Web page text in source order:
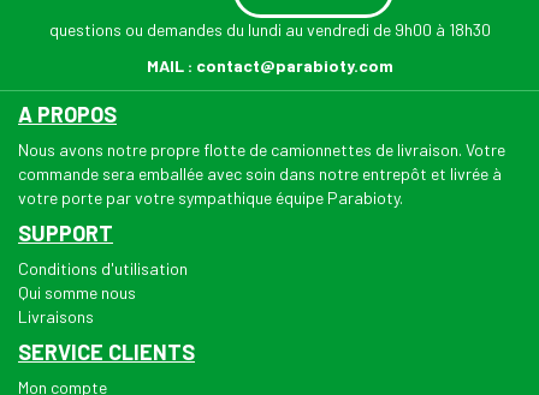
questions ou demandes du lundi au vendredi de 9h00 à 18h30
MAIL : contact@parabioty.com
A PROPOS
Nous avons notre propre flotte de camionnettes de livraison. Votre
commande sera emballée avec soin dans notre entrepôt et livrée à
votre porte par votre sympathique équipe Parabioty.
SUPPORT
Conditions d'utilisation
Qui somme nous
Livraisons
SERVICE CLIENTS
Mon compte